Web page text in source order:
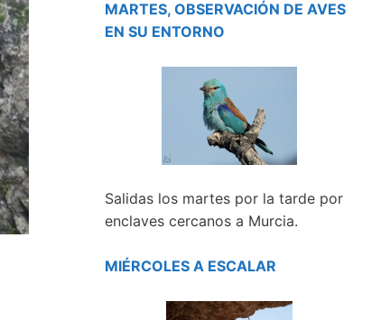
MARTES, OBSERVACIÓN DE AVES
EN SU ENTORNO
Salidas los martes por la tarde por
enclaves cercanos a Murcia.
MIÉRCOLES A ESCALAR